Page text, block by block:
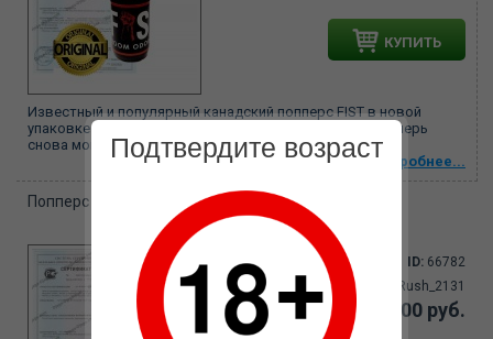
КУПИТЬ
Известный и популярный канадский попперс FIST в новой
упаковке 10 ml. Поклонники фистинга и жестких игр теперь
снова могут использовать в...
Подробнее...
Попперс Rush 10 мл. Канада, 21-31P
ID: 66782
Артикул:
Rush_2131
1900 руб.
Подтвердите возраст